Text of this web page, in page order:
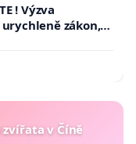
! Výzva
zákon,
opakovat!
v Číně